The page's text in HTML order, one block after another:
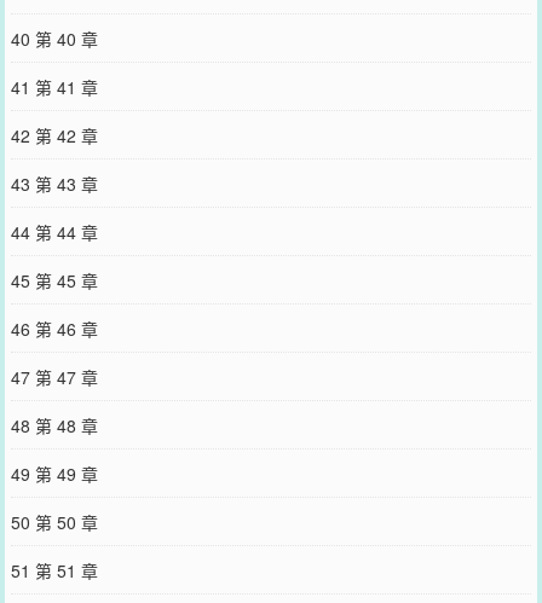
40 第 40 章
41 第 41 章
42 第 42 章
43 第 43 章
44 第 44 章
45 第 45 章
46 第 46 章
47 第 47 章
48 第 48 章
49 第 49 章
50 第 50 章
51 第 51 章